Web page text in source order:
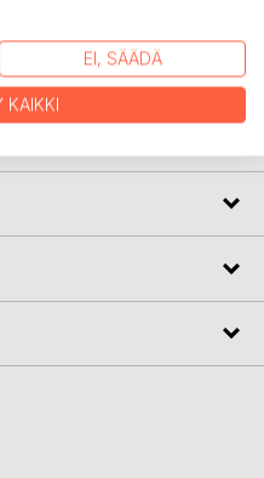
Meekonjärven vesi
olevan kuin ilmassa.
lumosi. Tätä olin tullut
EI, SÄÄDÄ
KAIKKI